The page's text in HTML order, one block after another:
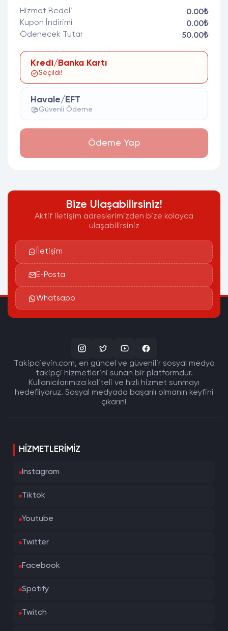
Hizmet Bedeli
0.00₺
Kupon İndirimi
0.00₺
Ödenecek Tutar
50.00₺
Kredi/Banka Kartı
Seçildi!
Havale/EFT
Güvenli Ödeme
Ödeme Yap
Bize Ulaşabilirsiniz!
Aktif iletişim adreslerimizden bize kolayca
ulaşabilirsiniz
İletişim
E-Posta
Whatsapp
Takipcievin.com, en güncel ve güvenilir sosyal medya
takipçi hizmetlerini sunan bir platformdur.
Kullanıcılarımıza kaliteli ve hızlı hizmet sunmayı
hedefliyoruz. Sosyal medyada başarılı olmanın keyfini
çıkarın!
HIZMETLERIMIZ
Instagram
Tiktok
Youtube
Twitter
Facebook
Spotify
Twitch